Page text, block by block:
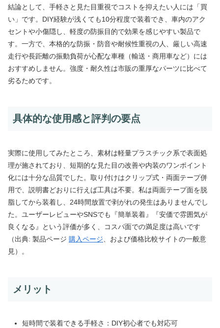
結論として、手軽さと見た目重視でコストを抑えたい人には「買
い」です。DIY経験が浅くても10分程度で装着でき、車内のアク
セントや小傷隠し、軽度の防振目的で効果を感じやすい製品で
す。一方で、本格的な防振・防音や耐候性重視の人、厳しい高速
走行や長距離の振動負荷が心配な車種（輸送・商用車など）には
おすすめしません。強度・耐久性は市販の重厚なパーツに比べて
劣るためです。
具体的な使用感と評判の要点
実際に使用してみたところ、素材は軽量プラスチック系で表面処
理が施されており、短期的な見た目の改善や内装のワンポイント
化には十分な品質でした。取り付けはクリップ式・両面テープ併
用で、説明書どおりに行えば工具は不要。私は両面テープ面を脱
脂してから装着し、24時間放置で剥がれの発生はありませんでし
た。ユーザーレビューやSNSでも『簡単装着』『安価で雰囲気が
良くなる』という評価が多く、コスパ面での満足度は高いです
（出典: 製品ページ 購入ページ 、および価格比較サイトの一般意
見）。
メリット
短時間で装着できる手軽さ：DIY初心者でも対応可